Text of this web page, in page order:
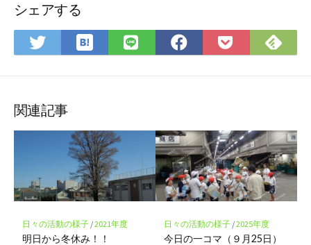
シェアする
Twitter
で
ア
は
て
ク
マ
ー
ク
に
保
存
LINE
で
Facebook
で
Pocket
に
で
関連記事
日々の活動の様子/2021年度
明日から冬休み！！
日々の活動の様子/2025年度
今日の一コマ（９月25日）